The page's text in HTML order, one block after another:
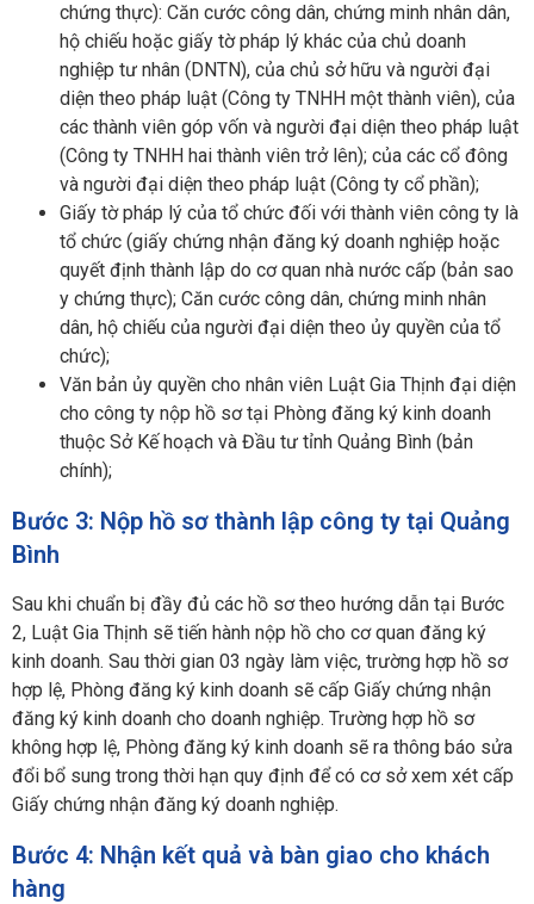
chứng thực): Căn cước công dân, chứng minh nhân dân,
hộ chiếu hoặc giấy tờ pháp lý khác của chủ doanh
nghiệp tư nhân (DNTN), của chủ sở hữu và người đại
diện theo pháp luật (Công ty TNHH một thành viên), của
các thành viên góp vốn và người đại diện theo pháp luật
(Công ty TNHH hai thành viên trở lên); của các cổ đông
và người đại diện theo pháp luật (Công ty cổ phần);
Giấy tờ pháp lý của tổ chức đối với thành viên công ty là
tổ chức (giấy chứng nhận đăng ký doanh nghiệp hoặc
quyết định thành lập do cơ quan nhà nước cấp (bản sao
y chứng thực); Căn cước công dân, chứng minh nhân
dân, hộ chiếu của người đại diện theo ủy quyền của tổ
chức);
Văn bản ủy quyền cho nhân viên Luật Gia Thịnh đại diện
cho công ty nộp hồ sơ tại Phòng đăng ký kinh doanh
thuộc Sở Kế hoạch và Đầu tư tỉnh Quảng Bình (bản
chính);
Bước 3: Nộp hồ sơ thành lập công ty tại Quảng
Bình
Sau khi chuẩn bị đầy đủ các hồ sơ theo hướng dẫn tại Bước
2, Luật Gia Thịnh sẽ tiến hành nộp hồ cho cơ quan đăng ký
kinh doanh. Sau thời gian 03 ngày làm việc, trường hợp hồ sơ
hợp lệ, Phòng đăng ký kinh doanh sẽ cấp Giấy chứng nhận
đăng ký kinh doanh cho doanh nghiệp. Trường hợp hồ sơ
không hợp lệ, Phòng đăng ký kinh doanh sẽ ra thông báo sửa
đổi bổ sung trong thời hạn quy định để có cơ sở xem xét cấp
Giấy chứng nhận đăng ký doanh nghiệp.
Bước 4: Nhận kết quả và bàn giao cho khách
hàng